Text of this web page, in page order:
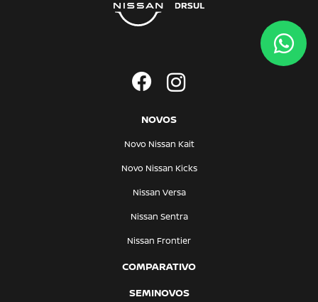
NOVOS
Novo Nissan Kait
Novo Nissan Kicks
Nissan Versa
Nissan Sentra
Nissan Frontier
COMPARATIVO
SEMINOVOS